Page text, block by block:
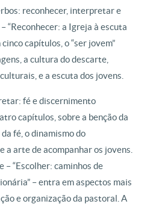
reconhecer, interpretar e
“Reconhecer: a Igreja à escuta
capítulos, o “ser jovem”
a cultura do descarte,
e a escuta dos jovens.
fé e discernimento
capítulos, sobre a benção da
fé, o dinamismo do
a arte de acompanhar os jovens.
“Escolher: caminhos de
– entra em aspectos mais
e organização da pastoral. A